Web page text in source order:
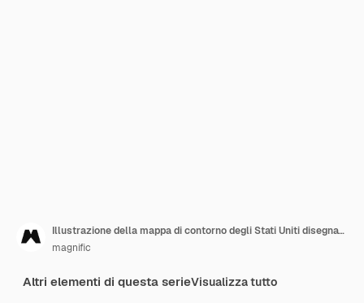
Illustrazione della mappa di contorno degli Stati Uniti disegnata a mano
magnific
Altri elementi di questa serieVisualizza tutto